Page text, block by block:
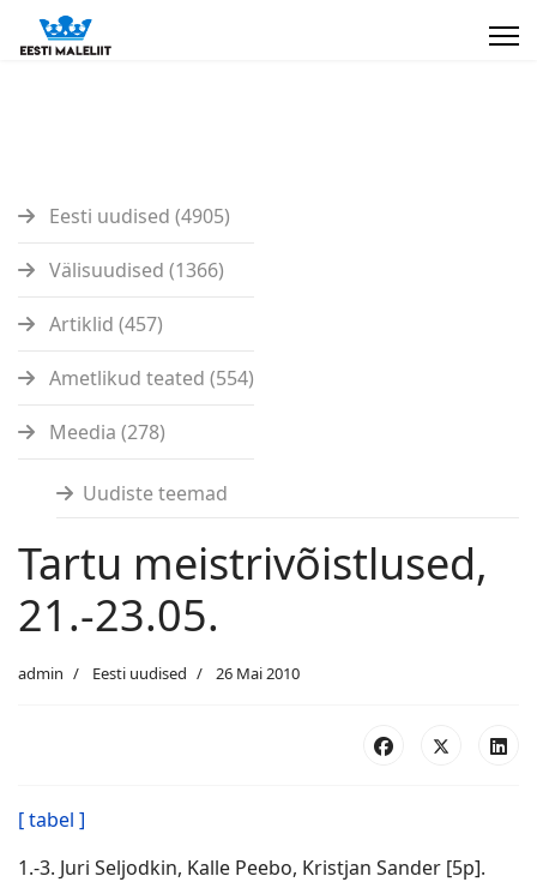
Eesti uudised (4905)
Välisuudised (1366)
Artiklid (457)
Ametlikud teated (554)
Meedia (278)
Uudiste teemad
Tartu meistrivõistlused,
21.-23.05.
admin Eesti uudised 26 Mai 2010
[ tabel ]
1.-3. Juri Seljodkin, Kalle Peebo, Kristjan Sander [5p].